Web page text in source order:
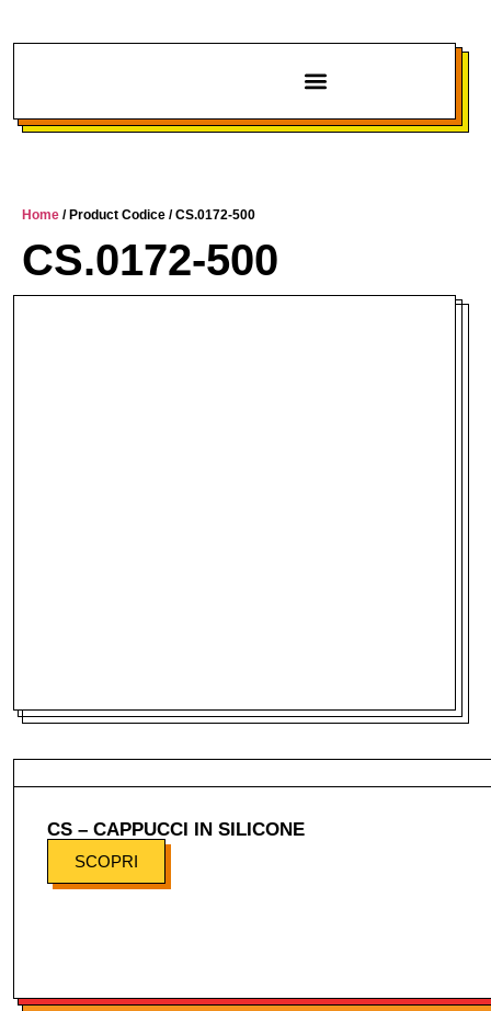
Home / Product Codice / CS.0172-500
CS.0172-500
CS – CAPPUCCI IN SILICONE
SCOPRI